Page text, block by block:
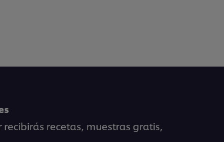
recetas, muestras gratis,